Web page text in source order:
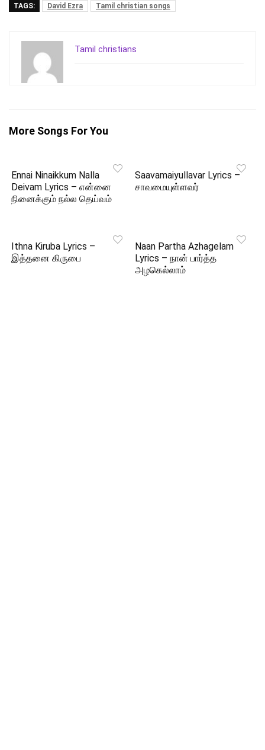
TAGS: David Ezra Tamil christian songs
Tamil christians
More Songs For You
Ennai Ninaikkum Nalla
Deivam Lyrics – என்னை
நினைக்கும் நல்ல தெய்வம்
Saavamaiyullavar Lyrics –
சாவமையுள்ளவர்
Ithna Kiruba Lyrics –
இத்தனை கிருபை
Naan Partha Azhagelam
Lyrics – நான் பார்த்த
அழகெல்லாம்